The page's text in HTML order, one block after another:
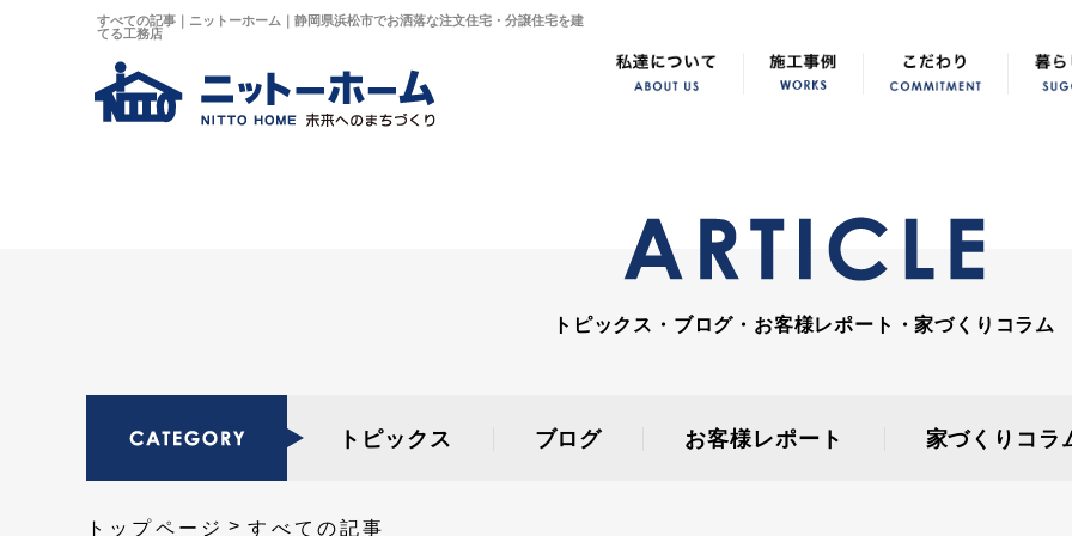
すべての記事｜ニットーホーム｜静岡県浜松市でお洒落な注文住宅・分譲住宅を建
てる工務店
トピックス・ブログ・お客様レポート・家づくりコラム
トピックス ブログ お客様レポート 家づくりコラ
トップページ すべての記事